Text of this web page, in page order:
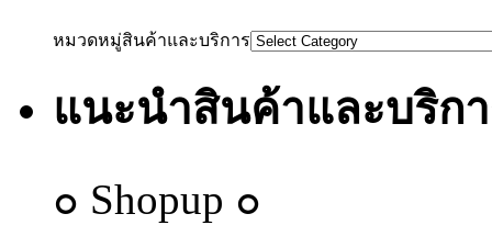
หมวดหมู่สินค้าและบริการ
แนะนำสินค้าและบริก
๐ Shopup ๐